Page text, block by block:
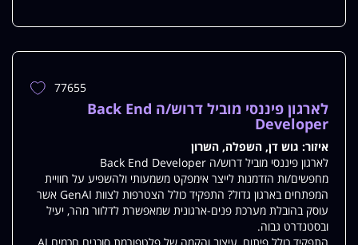
הוספת
77655
לארגון פיננסי מוביל דרוש/ה Back End
Developer
איזור: גוש דן, השפלה, השרון
לארגון פיננסי מוביל דרוש/ה Back End Developer
מחפשים/ות הזדמנות לייצר אימפקט משמעותי ולהשפיע על חוויית
המפתחים בארגון גדול? התפקיד כולל הצטרפות לצוות GenAI אשר
עוסק בהובלת מערכת פנים-ארגונית שמאפשרת לדלוור מהר, יעיל
ובסטנדרט גבוה.